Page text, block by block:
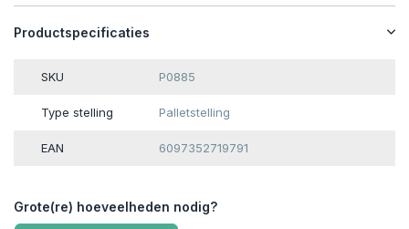
Productspecificaties
SKU P0885
Type stelling Palletstelling
EAN 6097352719791
Grote(re) hoeveelheden nodig?